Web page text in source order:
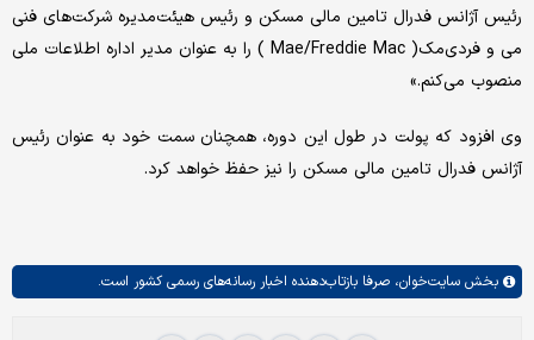
رئیس آژانس فدرال تامین مالی مسکن و رئیس هیئت‌مدیره شرکت‌های فنی‌
می و فردی‌مک( Mae/Freddie Mac ) را به عنوان مدیر اداره اطلاعات ملی
منصوب می‌کنم.»
وی افزود که پولت در طول این دوره، همچنان سمت خود به عنوان رئیس
آژانس فدرال تامین مالی مسکن را نیز حفظ خواهد کرد.
بخش سایت‌خوان، صرفا بازتاب‌دهنده اخبار رسانه‌های رسمی کشور است.